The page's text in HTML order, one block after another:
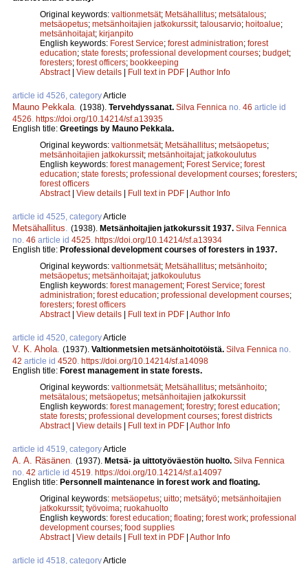
Original keywords: valtionmetsät; Metsähallitus; metsätalous;
metsäopetus; metsänhoitajien jatkokurssit; talousarvio; hoitoalue;
metsänhoitajat; kirjanpito
English keywords: Forest Service; forest administration; forest
education; state forests; professional development courses; budget;
foresters; forest officers; bookkeeping
Abstract| View details | Full text in PDF | Author Info
article id 4526, categoryArticle
Mauno Pekkala (1938). Tervehdyssanat. Silva Fennica no. 46 article id
4526 https://doi.org/10.14214/sf.a13935
English title: Greetings by Mauno Pekkala.
Original keywords: valtionmetsät; Metsähallitus; metsäopetus;
metsänhoitajien jatkokurssit; metsänhoitajat; jatkokoulutus
English keywords: forest management; Forest Service; forest
education; state forests; professional development courses; foresters;
forest officers
Abstract| View details | Full text in PDF | Author Info
article id 4525, categoryArticle
Metsähallitus (1938). Metsänhoitajien jatkokurssit 1937. Silva Fennica
no. 46 article id 4525 https://doi.org/10.14214/sf.a13934
English title: Professional development courses of foresters in 1937.
Original keywords: valtionmetsät; Metsähallitus; metsänhoito;
metsäopetus; metsänhoitajat; jatkokoulutus
English keywords: forest management; Forest Service; forest
administration; forest education; professional development courses;
foresters; forest officers
Abstract| View details | Full text in PDF | Author Info
article id 4520, categoryArticle
V. K. Ahola (1937). Valtionmetsien metsänhoitotöistä. Silva Fennica no.
42 article id 4520 https://doi.org/10.14214/sf.a14098
English title: Forest management in state forests.
Original keywords: valtionmetsät; Metsähallitus; metsänhoito;
metsätalous; metsäopetus; metsänhoitajien jatkokurssit
English keywords: forest management; forestry; forest education;
state forests; professional development courses; forest districts
Abstract| View details | Full text in PDF | Author Info
article id 4519, categoryArticle
A. A. Räsänen (1937). Metsä- ja uittotyöväestön huolto. Silva Fennica
no. 42 article id 4519 https://doi.org/10.14214/sf.a14097
English title: Personnell maintenance in forest work and floating.
Original keywords: metsäopetus; uitto; metsätyö; metsänhoitajien
jatkokurssit; työvoima; ruokahuolto
English keywords: forest education; floating; forest work; professional
development courses; food supplies
Abstract| View details | Full text in PDF | Author Info
article id 4518, categoryArticle